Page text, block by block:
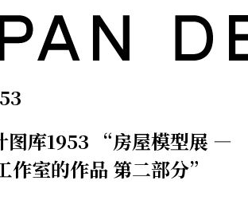
图库1953 “房屋模型展 —
作室的作品 第二部分”